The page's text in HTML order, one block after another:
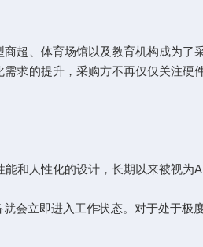
、体育场馆以及教育机构成为了
求的提升，采购方不再仅仅关注硬
人性化的设计，长期以来被视为
立即进入工作状态。对于处于极